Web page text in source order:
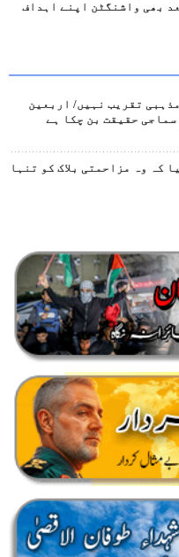
بھی واشنگٹن اپنے اہداف
تقریب نہیں/ اربعین
حقیقت بن چکا ہے
کہ وہ مزاحمتی بلاک کو تنہا